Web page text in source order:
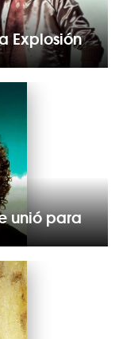
Explosión
unió para